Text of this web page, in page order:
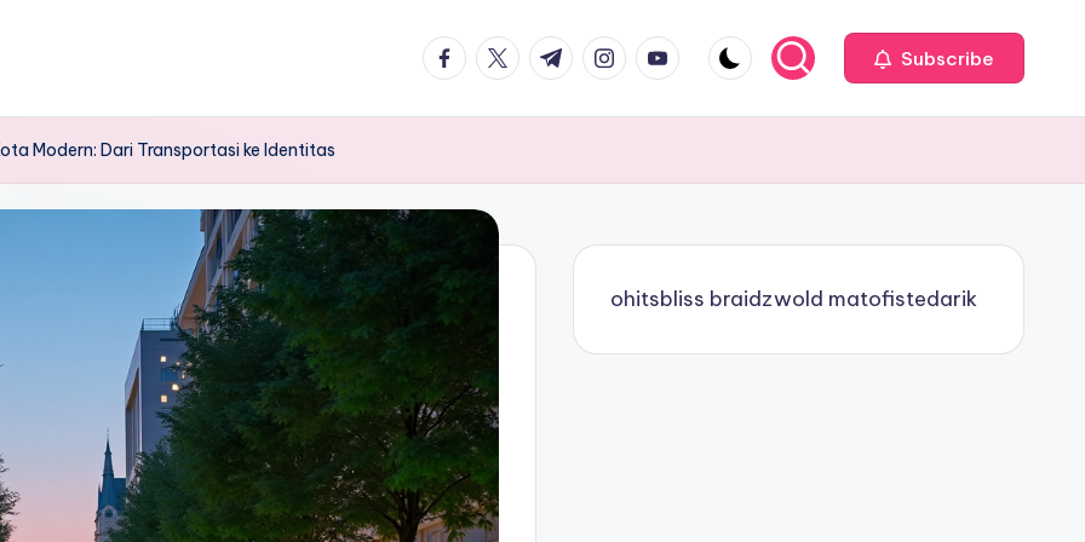
facebook.com
twitter.com
t.me instagram.com
youtube.com Subscribe
Modern: Dari Transportasi ke Identitas
ohitsbliss braidzwold matofistedarik